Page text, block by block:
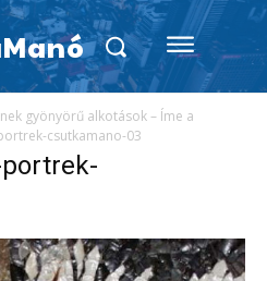
gyönyörű alkotások – Íme a
csutkamano-03